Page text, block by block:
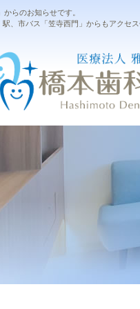
らのお知らせです。
、市バス「笠寺西門」からもアクセ